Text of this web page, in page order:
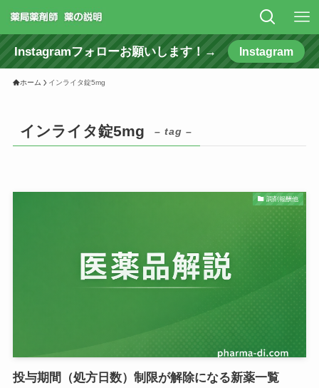
Instagramフォローお願いします！→ Instagram
ホーム インライタ錠5mg
インライタ錠5mg – tag –
調剤報酬他
投与期間（処方日数）制限が解除になる新薬一覧